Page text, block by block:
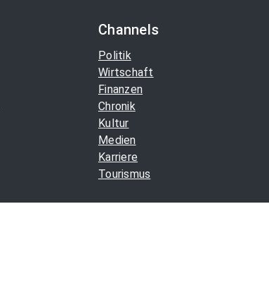
Channels
Politik
Wirtschaft
Finanzen
Chronik
Kultur
Medien
Karriere
Tourismus